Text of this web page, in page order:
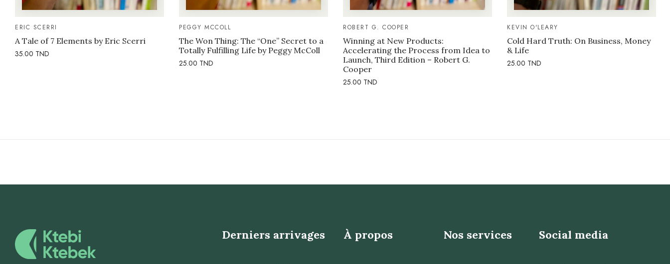
ERIC SCERRI
A Tale of 7 Elements by Eric Scerri
35.00 TND
PEGGY MCCOLL
The Won Thing: The “One” Secret to a
Totally Fulfilling Life by Peggy McColl
25.00 TND
ROBERT G. COOPER
Winning at New Products:
Accelerating the Process from Idea to
Launch, Third Edition – Robert G.
Cooper
25.00 TND
KEVIN O'LEARY
Cold Hard Truth: On Business, Money
& Life
25.00 TND
Derniers arrivages À propos Nos services Social media